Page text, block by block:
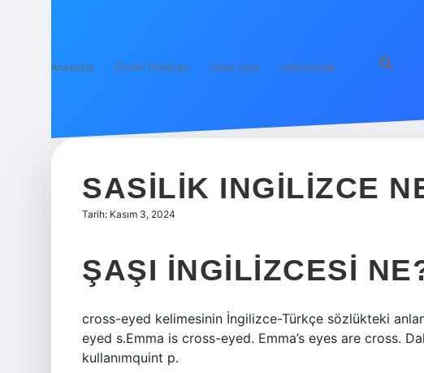
Anasayfa Gizlilik Politikası Yasal Uyarı Hakkımızda
SASILIK INGILIZCE
Tarih: Kasım 3, 2024
ŞAŞI INGILIZCESI
cross-eyed kelimesinin İngilizce-Türkçe sözlükteki
eyed s.Emma is cross-eyed. Emma’s eyes are cross.
kullanımquint p.